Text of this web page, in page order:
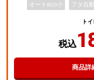
オートeco小
フタ自
ト
税込
商品詳